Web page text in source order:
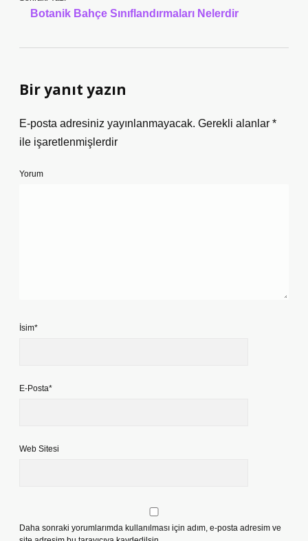
Botanik Bahçe Sınıflandırmaları Nelerdir
Bir yanıt yazın
E-posta adresiniz yayınlanmayacak. Gerekli alanlar *
ile işaretlenmişlerdir
Yorum
İsim*
E-Posta*
Web Sitesi
Daha sonraki yorumlarımda kullanılması için adım, e-posta adresim ve